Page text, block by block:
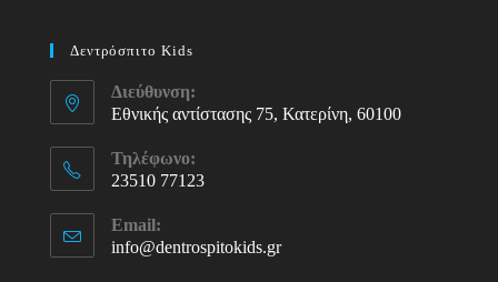
Δεντρόσπιτο Kids
Διεύθυνση:
Εθνικής αντίστασης 75, Κατερίνη, 60100
Τηλέφωνο:
23510 77123
in
Email:
info@dentrospitokids.grOpens